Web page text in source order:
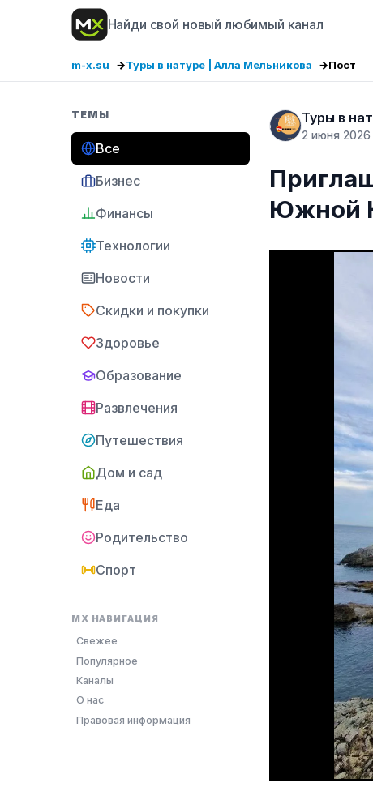
Найди свой новый любимый канал
m-x.su Туры в натуре | Алла Мельникова Пост
ТЕМЫ
Все
Бизнес
Финансы
Технологии
Новости
Скидки и покупки
Здоровье
Образование
Развлечения
Путешествия
Дом и сад
Еда
Родительство
Спорт
MX НАВИГАЦИЯ
Свежее
Популярное
Каналы
О нас
Правовая информация
Туры в
2 июня 2026
Южной